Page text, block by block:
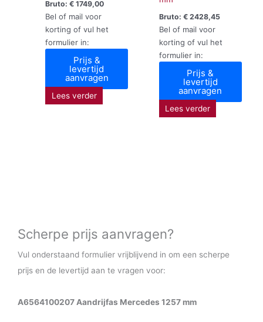
Bruto:€ 1749,00
Bel of mail voor
korting of vul het
formulier in:
Prijs &
levertijd
aanvragen
Lees verder
Bruto: €2428,45
Bel of mail voor
korting of vul het
formulier in:
Prijs &
levertijd
aanvragen
Lees verder
Scherpe prijs aanvragen?
Vul onderstaand formulier vrijblijvend in om een scherpe
prijs en de levertijd aan te vragen voor:
A6564100207 Aandrijfas Mercedes 1257 mm